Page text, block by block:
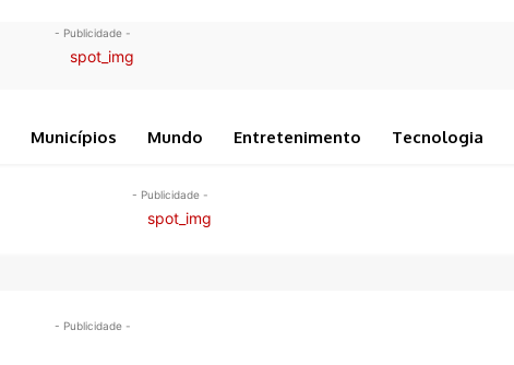
- Publicidade -
Municípios Mundo Entretenimento Tecnologia
- Publicidade -
- Publicidade -